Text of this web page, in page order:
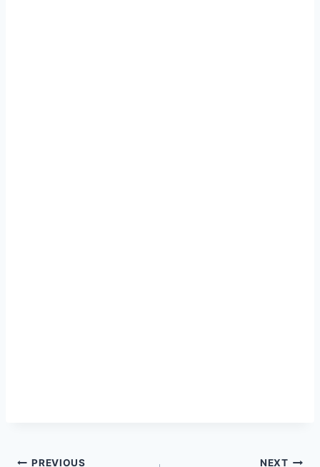
PREVIOUS NEXT